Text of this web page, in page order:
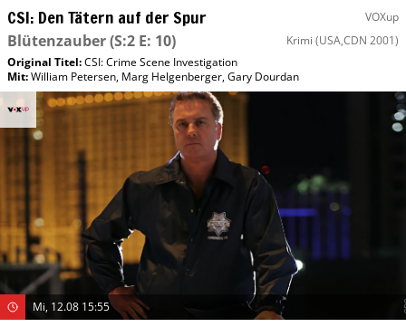
CSI: Den Tätern auf der Spur VOXup
Blütenzauber(S:2 E: 10) Krimi (USA,CDN 2001)
Original Titel:CSI: Crime Scene Investigation
Mit:William Petersen, Marg Helgenberger,Gary Dourdan
Mi, 12.08 15:55